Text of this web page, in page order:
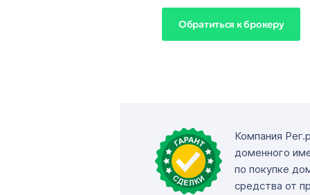
Обратиться к брокеру
Компания
доменного
по покупке
средства от